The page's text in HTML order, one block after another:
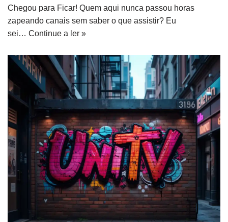
Chegou para Ficar! Quem aqui nunca passou horas
zapeando canais sem saber o que assistir? Eu
sei… Continue a ler »